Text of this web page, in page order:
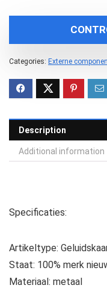
Categories: Externe
Description
Additional information
Specificaties:
Artikeltype:
Staat: 100% merk
Materiaal: metaal